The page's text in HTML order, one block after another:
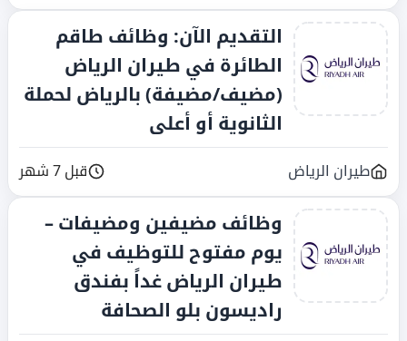
التقديم الآن: وظائف طاقم
الطائرة في طيران الرياض
(مضيف/مضيفة) بالرياض لحملة
الثانوية أو أعلى
طيران الرياض قبل 7 شهر
وظائف مضيفين ومضيفات –
يوم مفتوح للتوظيف في
طيران الرياض غداً بفندق
راديسون بلو الصحافة